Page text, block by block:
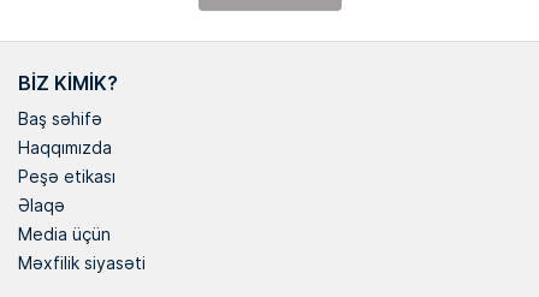
BIZ KIMIK?
Baş səhifə
Haqqımızda
Peşə etikası
Əlaqə
Media üçün
Məxfilik siyasəti